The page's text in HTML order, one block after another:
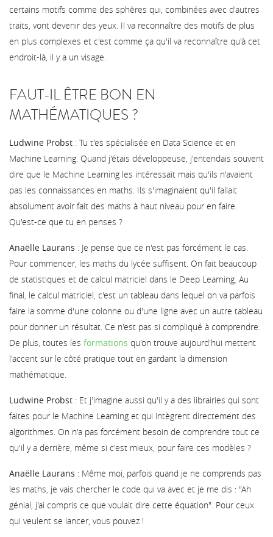
certains motifs comme des sphères qui, combinées avec d'autres
traits, vont devenir des yeux. Il va reconnaître des motifs de plus
en plus complexes et c'est comme ça qu'il va reconnaître qu'à cet
endroit-là, il y a un visage.
FAUT-IL ÊTRE BON EN
MATHÉMATIQUES ?
Ludwine Probst : Tu t'es spécialisée en Data Science et en
Machine Learning. Quand j'étais développeuse, j'entendais souvent
dire que le Machine Learning les intéressait mais qu'ils n'avaient
pas les connaissances en maths. Ils s'imaginaient qu'il fallait
absolument avoir fait des maths à haut niveau pour en faire.
Qu'est-ce que tu en penses ?
Anaëlle Laurans : Je pense que ce n'est pas forcément le cas.
Pour commencer, les maths du lycée suffisent. On fait beaucoup
de statistiques et de calcul matriciel dans le Deep Learning. Au
final, le calcul matriciel, c'est un tableau dans lequel on va parfois
faire la somme d'une colonne ou d'une ligne avec un autre tableau
pour donner un résultat. Ce n'est pas si compliqué à comprendre.
De plus, toutes les formations qu'on trouve aujourd'hui mettent
l'accent sur le côté pratique tout en gardant la dimension
mathématique.
Ludwine Probst : Et j'imagine aussi qu'il y a des librairies qui sont
faites pour le Machine Learning et qui intègrent directement des
algorithmes. On n'a pas forcément besoin de comprendre tout ce
qu'il y a derrière, même si c'est mieux, pour faire ces modèles ?
Anaëlle Laurans : Même moi, parfois quand je ne comprends pas
les maths, je vais chercher le code qui va avec et je me dis : "Ah
génial, j'ai compris ce que voulait dire cette équation". Pour ceux
qui veulent se lancer, vous pouvez !